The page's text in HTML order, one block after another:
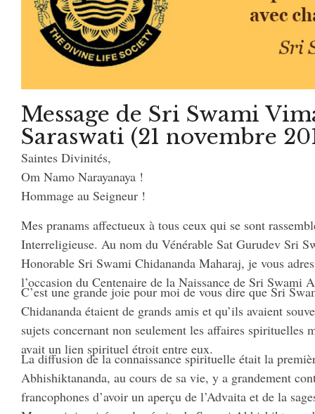
Message de Sri Swami
Saraswati (21 novembre
Saintes Divinités,
Om Namo Narayanaya !
Hommage au Seigneur !
Mes pranams affectueux à tous ceux qui se sont
Interreligieuse. Au nom du Vénérable Sat Gurudev Sri
Honorable Sri Swami Chidananda Maharaj, je vous
l’occasion du Centenaire de la Naissance de Sri Swami
C’est une grande joie pour moi de vous dire que Sri
Chidananda étaient de grands amis et qu’ils avaient
sujets concernant non seulement les affaires spirituelles
avait un lien spirituel étroit entre eux.
La diffusion de la connaissance spirituelle était la
Abhishiktananda, au cours de sa vie, y a grandement
francophones d’avoir un aperçu de l’Advaita et de la